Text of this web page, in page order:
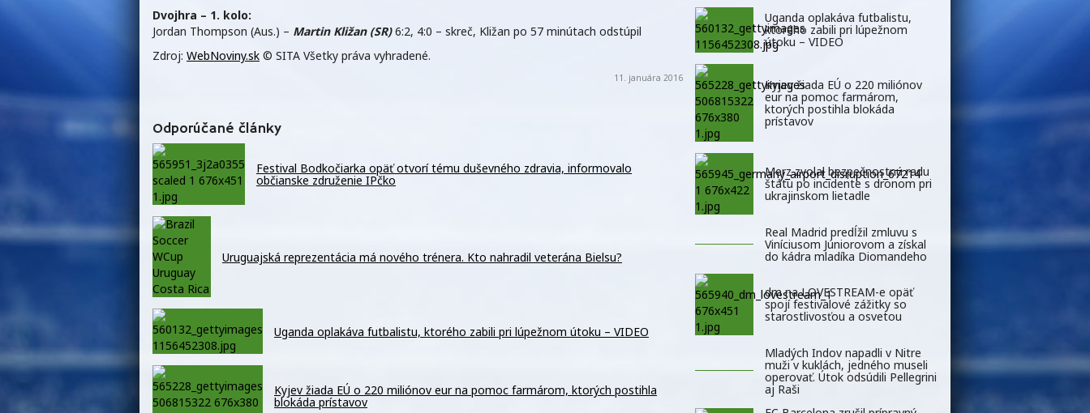
Dvojhra – 1. kolo:
Jordan Thompson (Aus.) – Martin Kližan (SR)6:2, 4:0 – skreč, Kližan po 57 minútach odstúpil
Zdroj: WebNoviny.sk © SITA Všetky práva vyhradené.
11. januára 2016
Odporúčané články
Festival Bodkočiarka opäť otvorí tému duševného zdravia, informovalo
občianske združenie IPčko
Uruguajská reprezentácia má nového trénera. Kto nahradil veterána Bielsu?
Uganda oplakáva futbalistu, ktorého zabili pri lúpežnom útoku – VIDEO
Kyjev žiada EÚ o 220 miliónov eur na pomoc farmárom, ktorých postihla
blokáda prístavov
Uganda oplakáva futbalistu,
ktorého zabili pri lúpežnom
útoku – VIDEO
Kyjev žiada EÚ o 220 miliónov
eur na pomoc farmárom,
ktorých postihla blokáda
prístavov
Merz zvolal bezpečnostnú radu
štátu po incidente s dronom pri
ukrajinskom lietadle
Real Madrid predĺžil zmluvu s
Viníciusom Júniorovom a získal
do kádra mladíka Diomandeho
dm na LOVESTREAM-e opäť
spojí festivalové zážitky so
starostlivosťou a osvetou
Mladých Indov napadli v Nitre
muži v kuklách, jedného museli
operovať. Útok odsúdili Pellegrini
aj Raši